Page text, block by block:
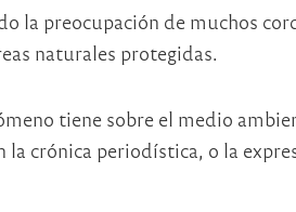
la preocupación de muchos
naturales protegidas.
tiene sobre el medio
la crónica periodística, o la